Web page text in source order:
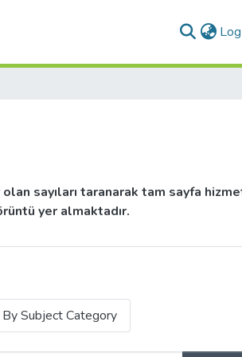
sayıları taranarak tam sayfa
yer almaktadır.
By Subject Category